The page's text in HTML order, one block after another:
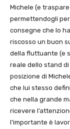
Michele (e
permettendogli
consegne che lo
riscosso un buon
della fluttuante (e
reale dello stand di
posizione di
che lui stesso
che nella grande
ricevere
l’importante è